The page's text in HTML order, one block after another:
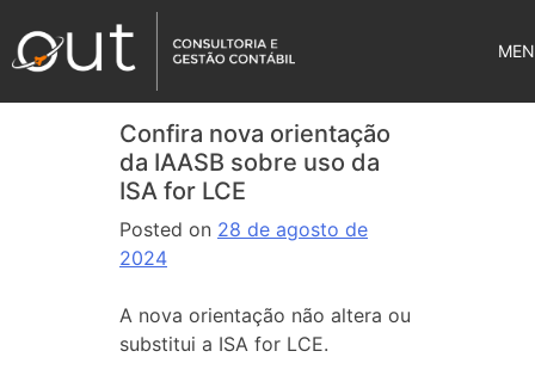
Confira nova orientação
da IAASB sobre uso da
ISA for LCE
Posted on 28 de agosto de
2024
A nova orientação não altera ou
substitui a ISA for LCE.